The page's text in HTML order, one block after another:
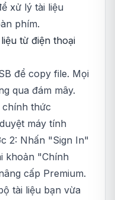
xử lý tài liệu
phím.
từ điện thoại
để copy file. Mọi
qua đám mây.
chính thức
máy tính
2: Nhấn "Sign In"
khoản "Chính
cấp Premium.
tài liệu bạn vừa